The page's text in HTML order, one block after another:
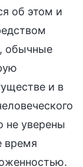
об этом и
обычные
и в
не уверены
время